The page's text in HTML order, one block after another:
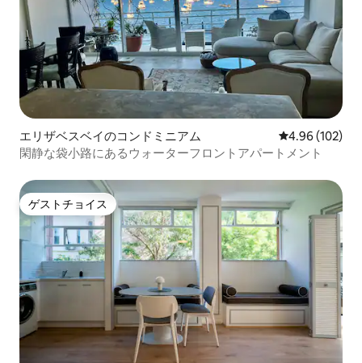
エリザベスベイのコンドミニアム レビュー102
4.96 (102)
閑静な袋小路にあるウォーターフロントアパートメント
ゲストチョイス
ゲストチョイス